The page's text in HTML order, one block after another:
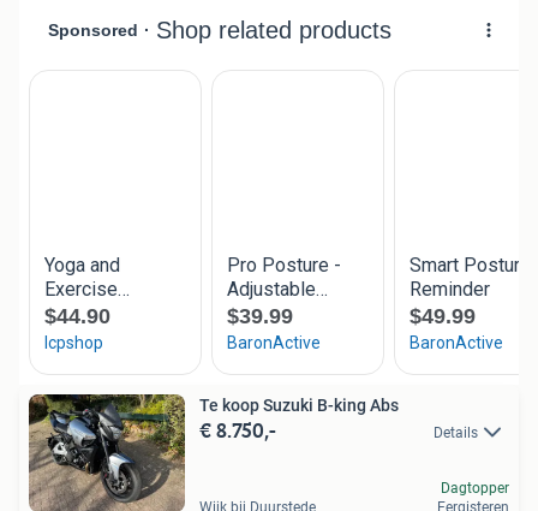
Te koop Suzuki B-king Abs
€ 8.750,- Details
Wijk bij Duurstede
Dagtopper
Eergisteren